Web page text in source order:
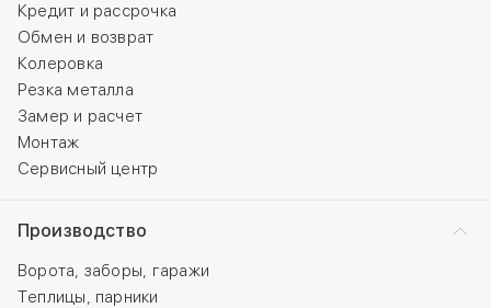
Кредит и рассрочка
Обмен и возврат
Колеровка
Резка металла
Замер и расчет
Монтаж
Сервисный центр
Производство
Ворота, заборы, гаражи
Теплицы, парники